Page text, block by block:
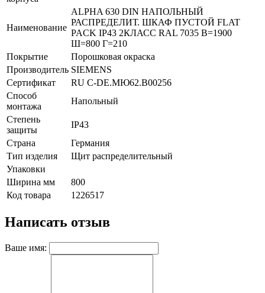
Наименование
ALPHA 630 DIN НАПОЛЬНЫЙ
РАСПРЕДЕЛИТ. ШКАФ ПУСТОЙ FLAT
PACK IP43 2КЛАСС RAL 7035 В=1900
Ш=800 Г=210
Покрытие
Порошковая окраска
Производитель SIEMENS
Сертификат
RU C-DE.МЮ62.B00256
Способ
монтажа
Напольный
Степень
защиты
IP43
Страна
Германия
Тип изделия
Щит распределительный
Упаковки
Ширина мм
800
Код товара
1226517
Написать отзыв
Ваше имя: